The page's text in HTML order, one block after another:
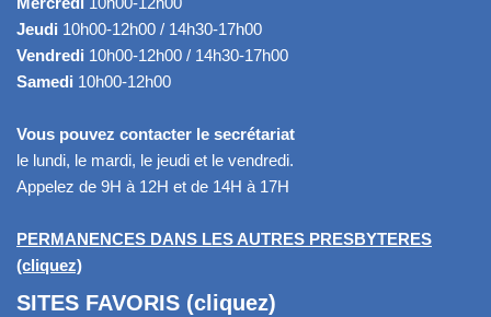
Jeudi 10h00-12h00 / 14h30-17h00
Vendredi 10h00-12h00 / 14h30-17h00
Samedi 10h00-12h00
Vous pouvez contacter le secrétariat
le lundi, le mardi, le jeudi et le vendredi.
Appelez de 9H à 12H et de 14H à 17H
PERMANENCES DANS LES AUTRES PRESBYTERES
(cliquez)
SITES FAVORIS (cliquez)